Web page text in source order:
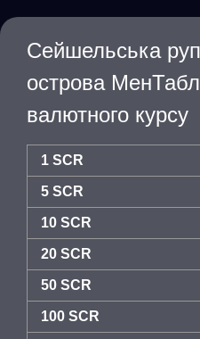
Сейшельська
острова
валютного курсу
1 SCR
5 SCR
10 SCR
20 SCR
50 SCR
100 SCR